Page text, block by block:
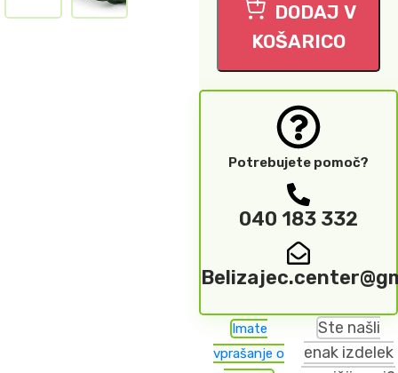
DODAJ V
KOŠARICO
Potrebujete pomoč?
040 183 332
Imate
vprašanje o
Ste našli
enak izdelek